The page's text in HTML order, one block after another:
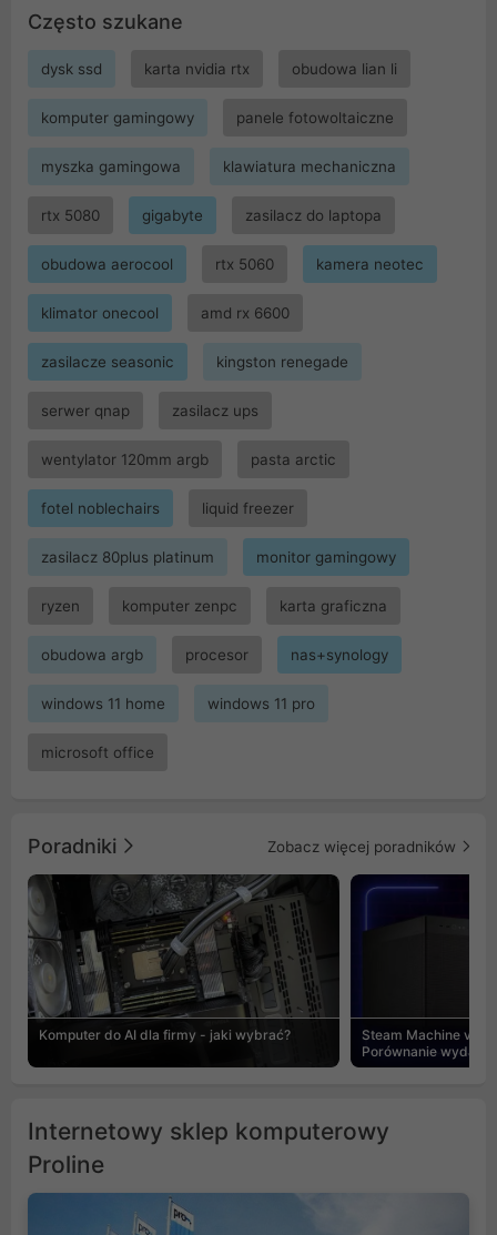
Często szukane
dysk ssd karta nvidia rtx obudowa lian li
komputer gamingowy panele fotowoltaiczne
myszka gamingowa klawiatura mechaniczna
rtx 5080 gigabyte zasilacz do laptopa
obudowa aerocool rtx 5060 kamera neotec
klimator onecool amd rx 6600
zasilacze seasonic kingston renegade
serwer qnap zasilacz ups
wentylator 120mm argb pasta arctic
fotel noblechairs liquid freezer
zasilacz 80plus platinum monitor gamingowy
ryzen komputer zenpc karta graficzna
obudowa argb procesor nas+synology
windows 11 home windows 11 pro
microsoft office
Poradniki Zobacz więcej poradników
Komputer do AI dla firmy - jaki wybrać?
Steam Machine vs
Porównanie
Internetowy sklep komputerowy
Proline